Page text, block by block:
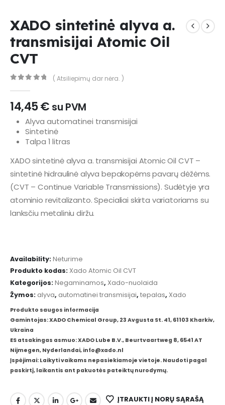
XADO sintetinė alyva a.
transmisijai Atomic Oil
CVT
( Atsiliepimų dar nėra. )
14,45€ su PVM
Alyva automatinei transmisijai
Sintetinė
Talpa 1 litras
XADO sintetinė alyva a. transmisijai Atomic Oil CVT –
sintetinė hidraulinė alyva bepakopėms pavarų dėžėms.
(CVT – Continue Variable Transmissions). Sudėtyje yra
atominio revitalizanto. Specialiai skirta variatoriams su
lanksčiu metaliniu diržu.
Availability: Neturime
Produkto kodas: Xado Atomic Oil CVT
Kategorijos: Negaminamos, Xado-nuolaida
Žymos: alyva, automatinei transmisijai, tepalas, Xado
Produkto saugos informacija
Gamintojas: XADO Chemical Group, 23 Avgusta St. 41, 61103 Kharkiv,
Ukraina
ES atsakingas asmuo: XADO Lube B.V., Beurtvaartweg 8, 6541 AT
Nijmegen, Nyderlandai, info@xado.nl
Įspėjimai: Laikyti vaikams nepasiekiamoje vietoje. Naudoti pagal
paskirtį, laikantis ant pakuotės pateiktų nurodymų.
ĮTRAUKTI Į NORŲ SĄRAŠĄ